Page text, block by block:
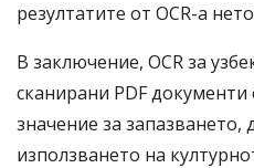
резултатите от OCR-а
В заключение, OCR за
сканирани PDF
значение за запазването,
използването на